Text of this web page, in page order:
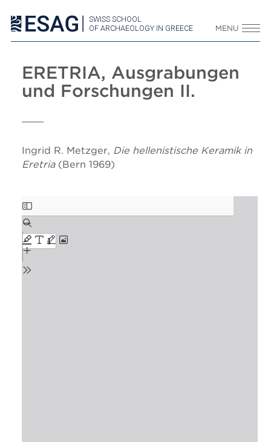
SWISS SCHOOL
OF ARCHAEOLOGY IN GREECE
MENU
ERETRIA, Ausgrabungen
und Forschungen II.
Ingrid R. Metzger, Die hellenistische Keramik in
Eretria(Bern 1969)
Skip
to
PDF
content